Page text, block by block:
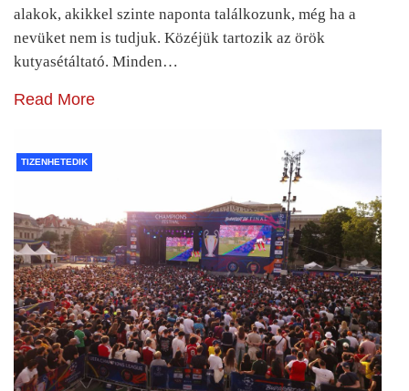
alakok, akikkel szinte naponta találkozunk, még ha a
nevüket nem is tudjuk. Közéjük tartozik az örök
kutyasétáltató. Minden…
Read More
TIZENHETEDIK